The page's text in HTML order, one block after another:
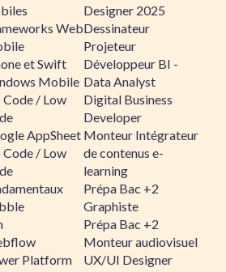
Web
et Swift
Mobile
/ Low
AppSheet
/ Low
Platform
Designer 2025
Dessinateur
Projeteur
Développeur BI -
Data Analyst
Digital Business
Developer
Monteur Intégrateur
de contenus e-
learning
Prépa Bac +2
Graphiste
Prépa Bac +2
Monteur audiovisuel
UX/UI Designer